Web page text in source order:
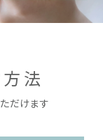
法
だけます